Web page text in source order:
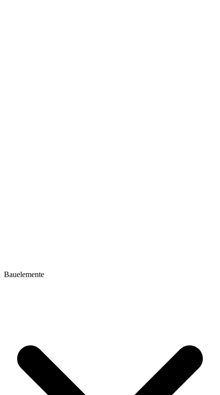
Bauelemente